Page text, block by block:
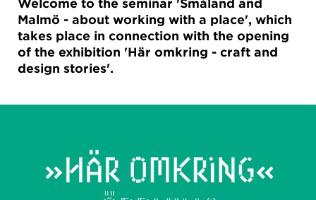
Welcome to the seminar 'Småland and
Malmö - about working with a place', which
takes place in connection with the opening
of the exhibition 'Här omkring - craft and
design stories'.